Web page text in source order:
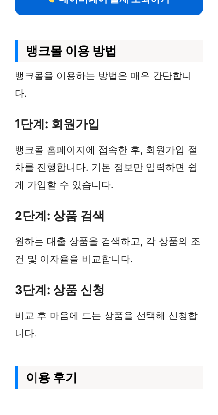
뱅크몰 이용 방법
뱅크몰을 이용하는 방법은 매우 간단합니
다.
1단계: 회원가입
뱅크몰 홈페이지에 접속한 후, 회원가입 절
차를 진행합니다. 기본 정보만 입력하면 쉽
게 가입할 수 있습니다.
2단계: 상품 검색
원하는 대출 상품을 검색하고, 각 상품의 조
건 및 이자율을 비교합니다.
3단계: 상품 신청
비교 후 마음에 드는 상품을 선택해 신청합
니다.
이용 후기